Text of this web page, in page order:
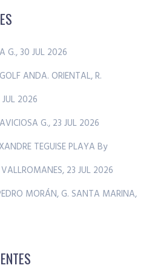
G., 30 JUL 2026
ANDA. ORIENTAL, R.
JUL 2026
G., 23 JUL 2026
TEGUISE PLAYA By
23 JUL 2026
MORÁN, G. SANTA MARINA,